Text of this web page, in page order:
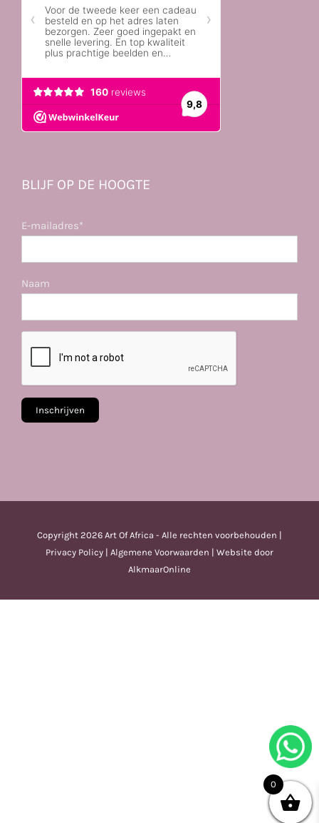
BLIJF OP DE HOOGTE
E-mailadres*
Naam
Copyright 2026 Art Of Africa - Alle rechten voorbehouden |
Privacy Policy | Algemene Voorwaarden | Website door
AlkmaarOnline
0